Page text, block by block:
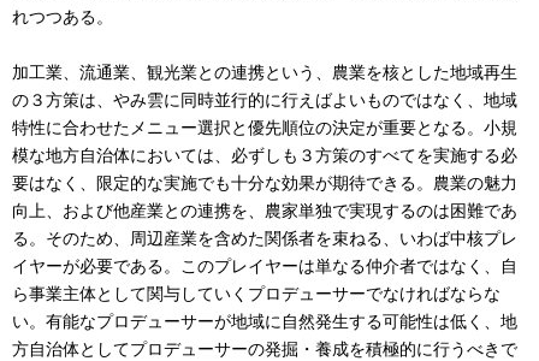
れつつある。
加工業、流通業、観光業との連携という、農業を核とした地域再生
の３方策は、やみ雲に同時並行的に行えばよいものではなく、地域
特性に合わせたメニュー選択と優先順位の決定が重要となる。小規
模な地方自治体においては、必ずしも３方策のすべてを実施する必
要はなく、限定的な実施でも十分な効果が期待できる。農業の魅力
向上、および他産業との連携を、農家単独で実現するのは困難であ
る。そのため、周辺産業を含めた関係者を束ねる、いわば中核プレ
イヤーが必要である。このプレイヤーは単なる仲介者ではなく、自
ら事業主体として関与していくプロデューサーでなければならな
い。有能なプロデューサーが地域に自然発生する可能性は低く、地
方自治体としてプロデューサーの発掘・養成を積極的に行うべきで